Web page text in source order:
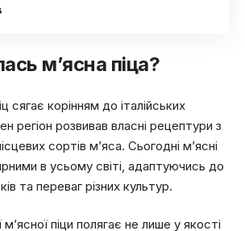
м’ясна піца?
сягає корінням до італійських
регіон розвивав власні рецептури з
сортів м’яса. Сьогодні м’ясні
в усьому світі, адаптуючись до
та переваг різних культур.
піци полягає не лише у якості